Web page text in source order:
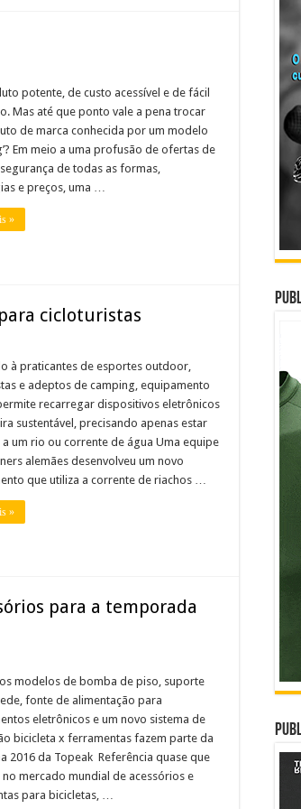
potente, de custo acessível e de fácil
Mas até que ponto vale a pena trocar
de marca conhecida por um modelo
Em meio a uma profusão de ofertas de
segurança de todas as formas,
e preços, uma …
»
cicloturistas
à praticantes de esportes outdoor,
e adeptos de camping, equipamento
recarregar dispositivos eletrônicos
sustentável, precisando apenas estar
um rio ou corrente de água Uma equipe
alemães desenvolveu um novo
que utiliza a corrente de riachos …
»
para a temporada
modelos de bomba de piso, suporte
fonte de alimentação para
eletrônicos e um novo sistema de
bicicleta x ferramentas fazem parte da
2016 da Topeak Referência quase que
no mercado mundial de acessórios e
para bicicletas, …